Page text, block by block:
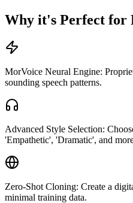
Why it's Perfect for
MorVoice Neural Engine:
sounding speech patterns.
Advanced Style Selection:
'Empathetic', 'Dramatic', and
Zero-Shot Cloning: Create a
minimal training data.